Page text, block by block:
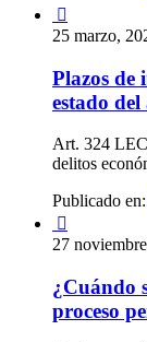

25 marzo,
Plazos
estado del
Art. 324
delitos
Publicado en:

27
¿Cuándo
proceso